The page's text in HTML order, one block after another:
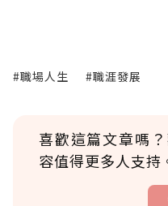
#職場人生 #職涯發展
喜歡這篇文章嗎
容值得更多人支持